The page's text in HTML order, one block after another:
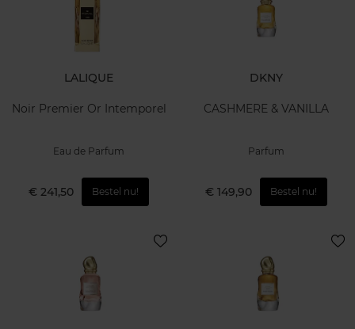
LALIQUE
Noir Premier Or Intemporel
Eau de Parfum
€ 241,50 Bestel nu!
DKNY
CASHMERE & VANILLA
Parfum
€ 149,90 Bestel nu!